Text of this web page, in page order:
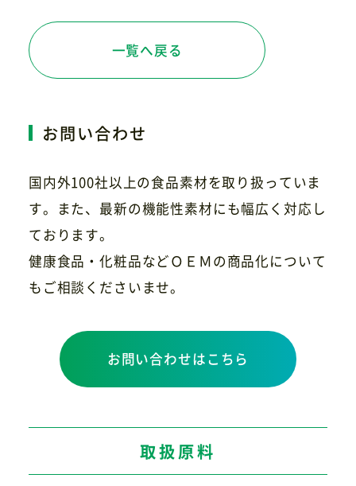
一覧へ戻る
お問い合わせ
国内外100社以上の食品素材を取り扱っていま
す。また、最新の機能性素材にも幅広く対応し
ております。
健康食品・化粧品などＯＥＭの商品化について
もご相談くださいませ。
お問い合わせはこちら
取扱原料